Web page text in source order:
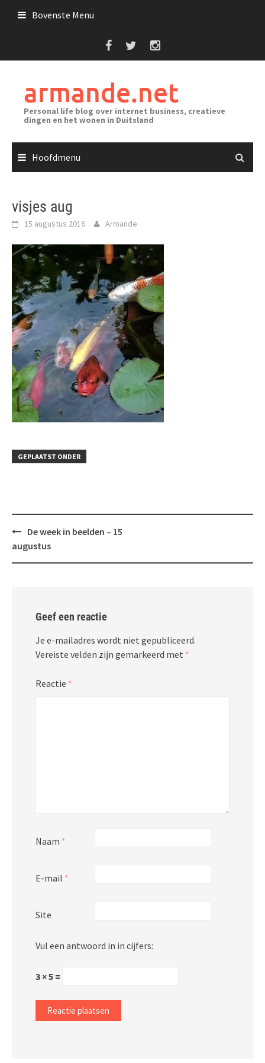
Bovenste Menu
armande.net
Personal life blog over internet business, creatieve
dingen en het wonen in Duitsland
Hoofdmenu
visjes aug
15 augustus 2016 Armande
GEPLAATST ONDER
Bericht
navigatie
De week in beelden – 15
augustus
Geef een reactie
Je e-mailadres wordt niet gepubliceerd.
Vereiste velden zijn gemarkeerd met *
Reactie *
Naam *
E-mail *
Site
Vul een antwoord in in cijfers:
3 × 5 =